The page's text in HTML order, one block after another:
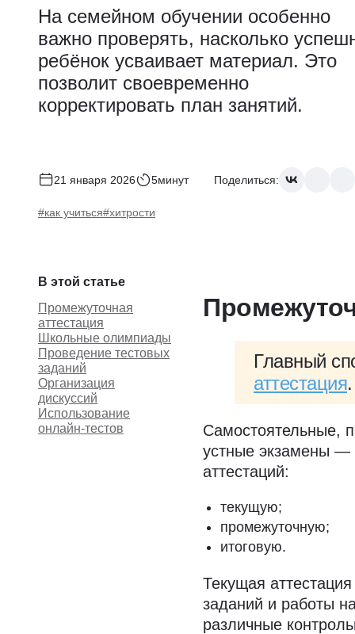
На семейном обучении особенно
важно проверять, насколько
ребёнок усваивает материал. Это
позволит своевременно
корректировать план занятий.
21 января 2026 5минут Поделиться:
#как учиться#хитрости
В этой статье
Промежуточная
аттестация
Школьные олимпиады
Проведение тестовых
заданий
Организация
дискуссий
Использование
онлайн-тестов
Главный
аттестация.
Самостоятельные,
устные экзамены —
аттестаций:
текущую;
промежуточную;
итоговую.
Текущая
заданий и работы
различные